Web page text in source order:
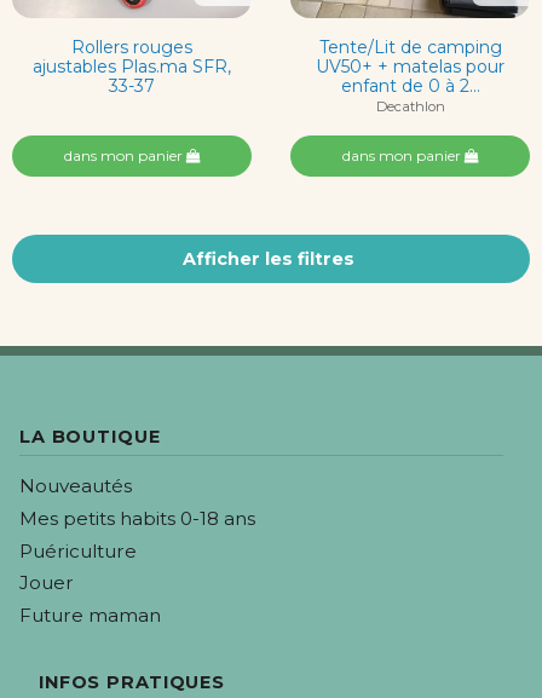
Rollers rouges
ajustables Plas.ma SFR,
33-37
dans mon panier
Tente/Lit de camping
UV50+ + matelas pour
enfant de 0 à 2...
Decathlon
dans mon panier
Afficher les filtres
LA BOUTIQUE
Nouveautés
Mes petits habits 0-18 ans
Puériculture
Jouer
Future maman
INFOS PRATIQUES